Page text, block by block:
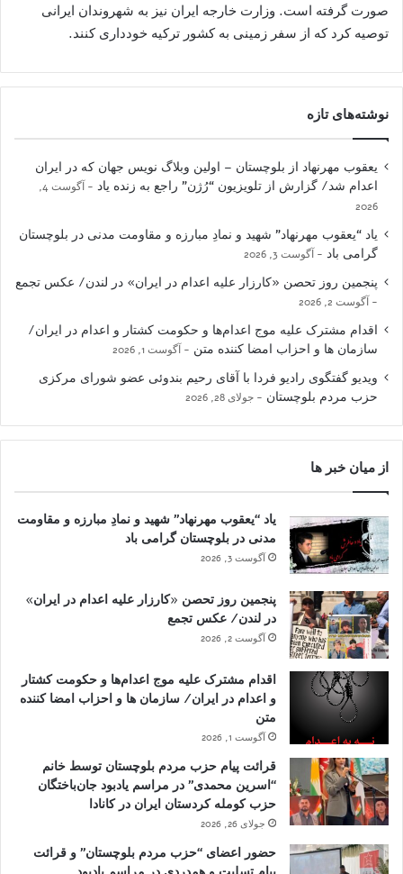
صورت گرفته است. وزارت خارجه ایران نیز به شهروندان ایرانی
توصیه کرد که از سفر زمینی به کشور ترکیه خودداری کنند.
نوشته‌های تازه
یعقوب مهرنهاد از بلوچستان – اولین وبلاگ نویس جهان که در ایران
اعدام شد/ گزارش از تلویزیون “رُژن” راجع به زنده یاد
آگوست 4,
2026
یاد “یعقوب مهرنهاد” شهید و نمادِ مبارزه و مقاومت مدنی در بلوچستان
گرامی باد
آگوست 3, 2026
پنجمین روز تحصن «کارزار علیه اعدام در ایران» در لندن/ عکس تجمع
آگوست 2, 2026
اقدام مشترک علیه موج اعدام‌ها و حکومت کشتار و اعدام در ایران/
سازمان ها و احزاب امضا کننده متن
آگوست 1, 2026
ویدیو گفتگوی رادیو فردا با آقای رحیم بندوئی عضو شورای مرکزی
حزب مردم بلوچستان
جولای 28, 2026
از میان خبر ها
یاد “یعقوب مهرنهاد” شهید و نمادِ مبارزه و مقاومت
مدنی در بلوچستان گرامی باد
آگوست 3, 2026
پنجمین روز تحصن «کارزار علیه اعدام در ایران»
در لندن/ عکس تجمع
آگوست 2, 2026
اقدام مشترک علیه موج اعدام‌ها و حکومت کشتار
و اعدام در ایران/ سازمان ها و احزاب امضا کننده
متن
آگوست 1, 2026
قرائت پیام حزب مردم بلوچستان توسط خانم
“اسرین محمدی” در مراسم یادبود جان‌باختگان
حزب کومله کردستان ایران در کانادا
جولای 26, 2026
حضور اعضای “حزب مردم بلوچستان” و قرائت